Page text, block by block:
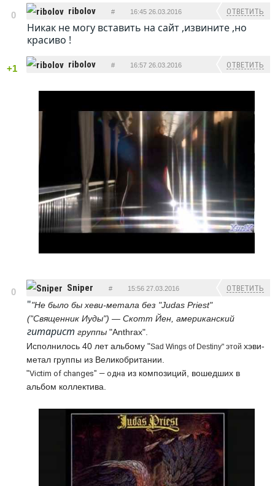
0 ribolov # 16:45 26.03.2016 ОТВЕТИТЬ
Никак не могу вставить на сайт ,извините ,но
красиво !
+1 ribolov # 16:57 26.03.2016 ОТВЕТИТЬ
0 Sniper # 15:56 27.03.2016 ОТВЕТИТЬ
""Не было бы хеви-метала без "Judas Priest"
("Священник Иуды") — Скотт Йен, американский
гитарист группы "Anthrax".
Исполнилось 40 лет альбому "Sad Wings of Destiny" этой хэви-
метал группы из Великобритании.
"Victim of changes" — одна из композиций, вошедших в
альбом коллектива.